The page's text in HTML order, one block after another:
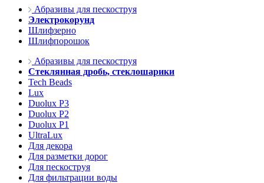
Абразивы для пескоструя
Электрокорунд
Шлифзерно
Шлифпорошок
Абразивы для пескоструя
Стеклянная дробь, стеклошарики
Tech Beads
Lux
Duolux P3
Duolux P2
Duolux P1
UltraLux
Для декора
Для разметки дорог
Для пескоструя
Для фильтрации воды